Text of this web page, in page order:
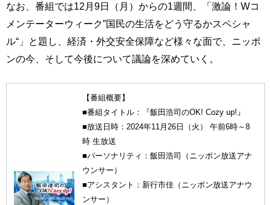
なお、番組では12月9日（月）からの1週間、「激論！Wコ
メンテーターウィーク”国民の生活をどう守るかスペシャ
ル“」と題し、経済・外交安全保障など様々な面で、ニッポ
ンの今、そして今後について議論を深めていく。
【番組概要】
■番組タイトル：『飯田浩司のOK! Cozy up!』
■放送日時：2024年11月26日（火） 午前6時～8
時 生放送
■パーソナリティ：飯田浩司（ニッポン放送アナ
ウンサー）
■アシスタント：新行市佳（ニッポン放送アナウ
ンサー）